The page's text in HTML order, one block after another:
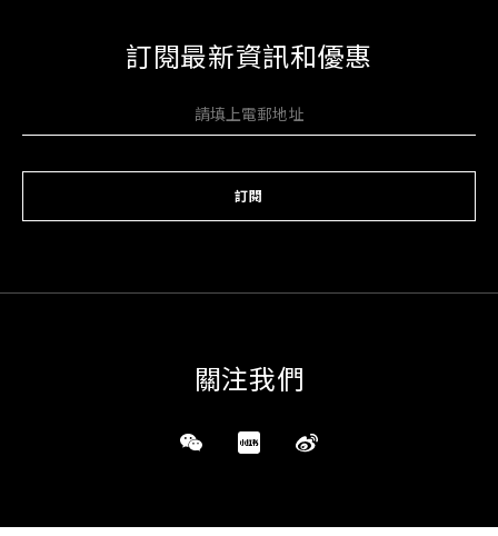
訂閱最新資訊和優惠
訂閱
關注我們